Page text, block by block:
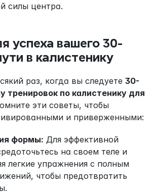
силы центра.
успеха вашего 30-
в калистенику
раз, когда вы следуете 30-
тренировок по калистенику для
эти советы, чтобы
и приверженными:
формы: Для эффективной
на своем теле и
легкие упражнения с полным
чтобы предотвратить